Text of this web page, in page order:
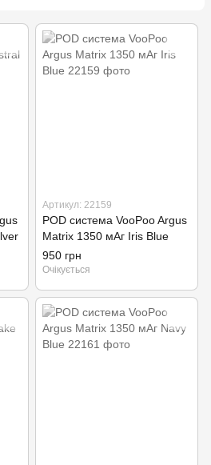
Артикул: 22159
POD система VooPoo Argus
Matrix 1350 мАг Iris Blue
950 грн
Очікується